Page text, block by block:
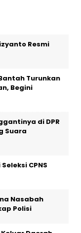
Resmi
Turunkan
Begini
di DPR
Suara
CPNS
Nasabah
Polisi